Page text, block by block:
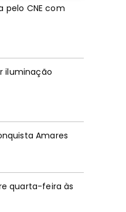
CNE com
iluminação
Amares
quarta-feira às